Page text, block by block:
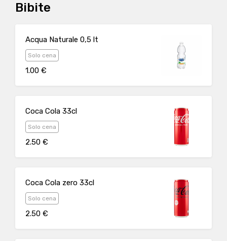
Bibite
Acqua Naturale 0,5 lt
Solo cena
1.00 €
Coca Cola 33cl
Solo cena
2.50 €
Coca Cola zero 33cl
Solo cena
2.50 €